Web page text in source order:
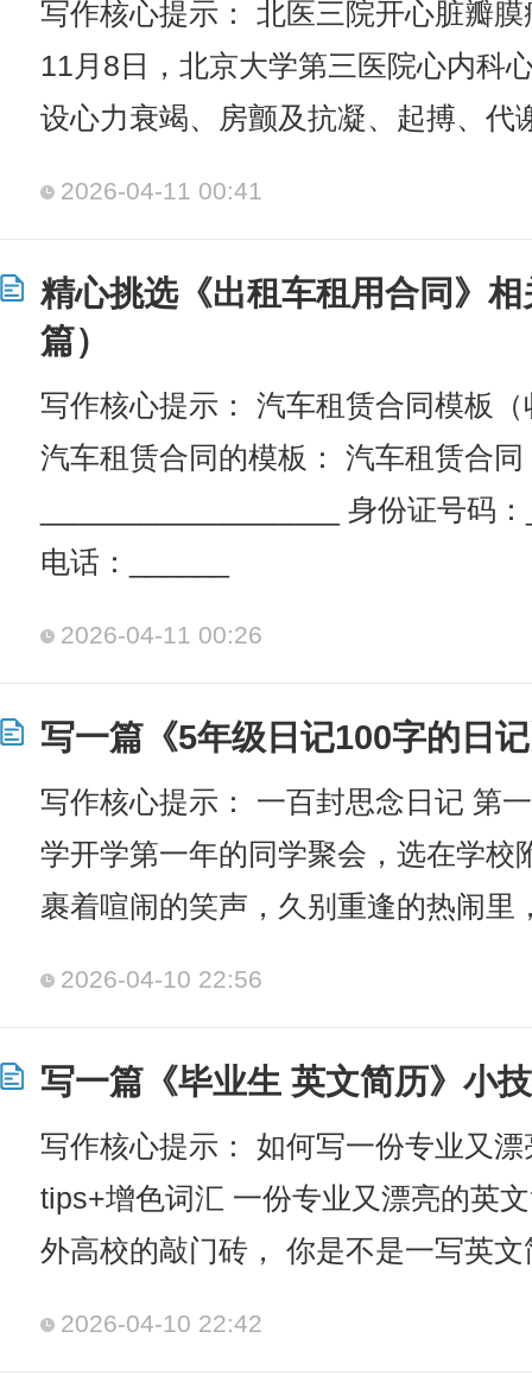
写作核心提示： 北医三院开心脏瓣
11月8日，北京大学第三医院心内科
设心力衰竭、房颤及抗凝、起搏、代
2026-04-11 00:41
精心挑选《出租车租用合同》
篇）
写作核心提示： 汽车租赁合同模板
汽车租赁合同的模板： 汽车租赁合
__________________ 身份证号码
电话：______
2026-04-11 00:26
写一篇《5年级日记100字的日
写作核心提示： 一百封思念日记 第
学开学第一年的同学聚会，选在学校
裹着喧闹的笑声，久别重逢的热闹里
2026-04-10 22:56
写一篇《毕业生 英文简历》小
写作核心提示： 如何写一份专业又
tips+增色词汇 一份专业又漂亮的英
外高校的敲门砖， 你是不是一写英
2026-04-10 22:42